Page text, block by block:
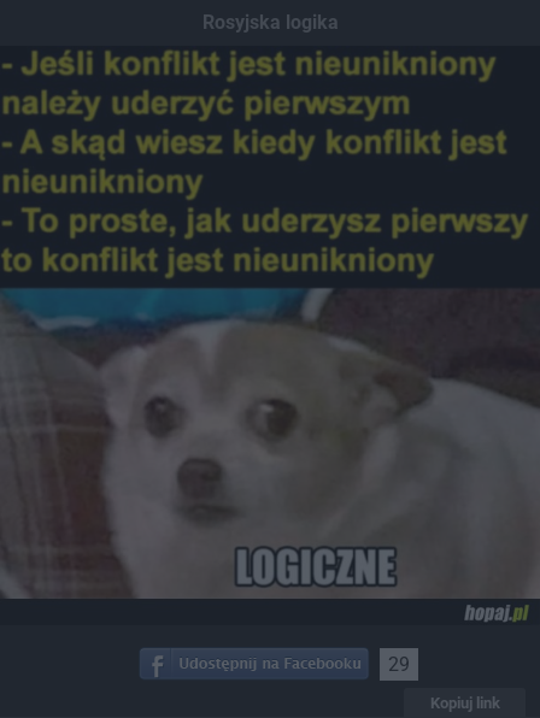
Rosyjska logika
29
Kopiuj link